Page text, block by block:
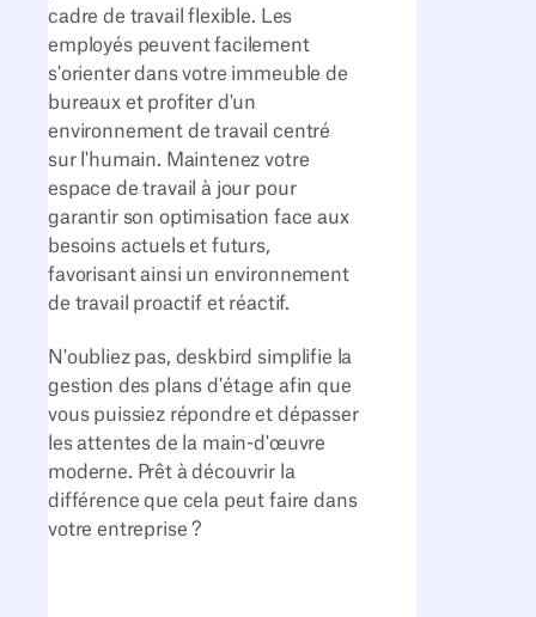
cadre de travail flexible. Les
employés peuvent facilement
s'orienter dans votre immeuble de
bureaux et profiter d'un
environnement de travail centré
sur l'humain. Maintenez votre
espace de travail à jour pour
garantir son optimisation face aux
besoins actuels et futurs,
favorisant ainsi un environnement
de travail proactif et réactif.
N'oubliez pas, deskbird simplifie la
gestion des plans d'étage afin que
vous puissiez répondre et dépasser
les attentes de la main-d'œuvre
moderne. Prêt à découvrir la
différence que cela peut faire dans
votre entreprise ?